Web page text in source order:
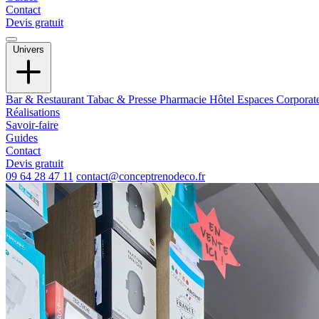
Contact
Devis gratuit
Univers
Bar & Restaurant Tabac & Presse Pharmacie Hôtel Espaces
Réalisations
Savoir-faire
Guides
Contact
Devis gratuit
09 64 28 47 11 contact@conceptrenodeco.fr